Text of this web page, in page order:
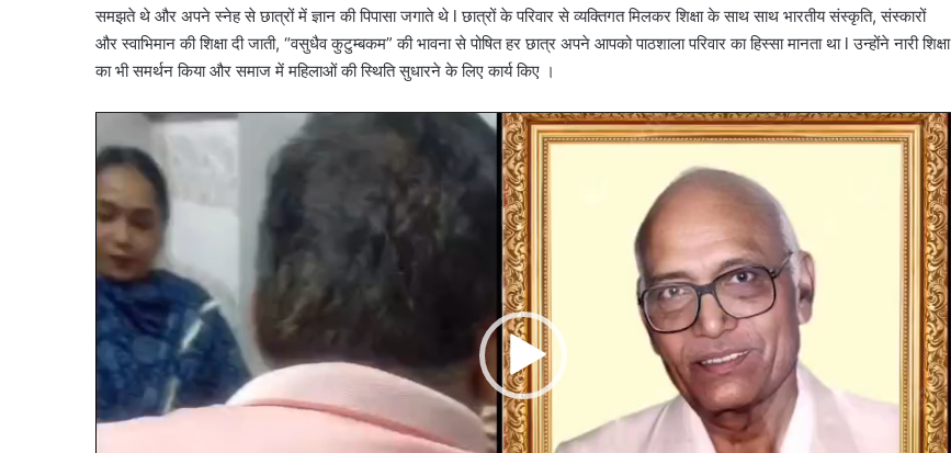
समझते थे और अपने स्नेह से छात्रों में ज्ञान की पिपासा जगाते थे l छात्रों के परिवार से व्यक्तिगत मिलकर शिक्षा के साथ साथ भारतीय संस्कृति, संस्कारों
और स्वाभिमान की शिक्षा दी जाती, “वसुधैव कुटुम्बकम” की भावना से पोषित हर छात्र अपने आपको पाठशाला परिवार का हिस्सा मानता था l उन्होंने नारी शिक्षा
का भी समर्थन किया और समाज में महिलाओं की स्थिति सुधारने के लिए कार्य किए ।
Player